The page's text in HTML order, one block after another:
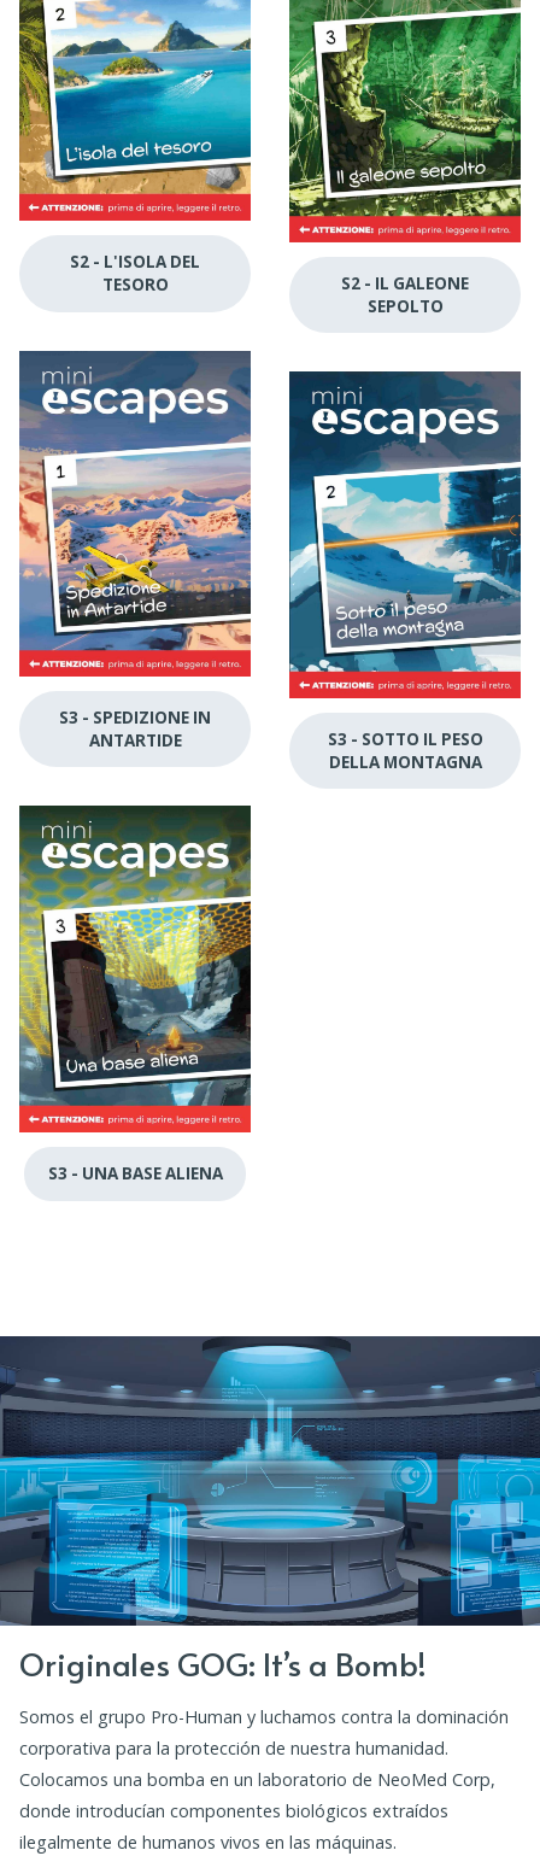
S2 - L'ISOLA DEL
TESORO
S2 - IL GALEONE
SEPOLTO
S3 - SPEDIZIONE IN
ANTARTIDE
S3 - SOTTO IL PESO
DELLA MONTAGNA
S3 - UNA BASE ALIENA
Originales GOG: It’s a Bomb!
Somos el grupo Pro-Human y luchamos contra la dominación
corporativa para la protección de nuestra humanidad.
Colocamos una bomba en un laboratorio de NeoMed Corp,
donde introducían componentes biológicos extraídos
ilegalmente de humanos vivos en las máquinas.